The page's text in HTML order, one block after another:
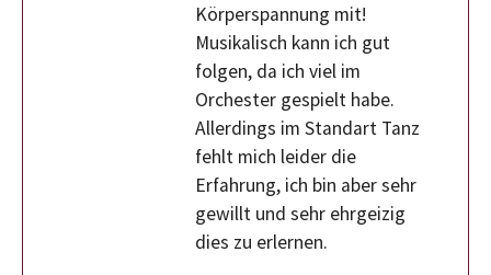
Körperspannung mit!
Musikalisch kann ich gut
folgen, da ich viel im
Orchester gespielt habe.
Allerdings im Standart Tanz
fehlt mich leider die
Erfahrung, ich bin aber sehr
gewillt und sehr ehrgeizig
dies zu erlernen.